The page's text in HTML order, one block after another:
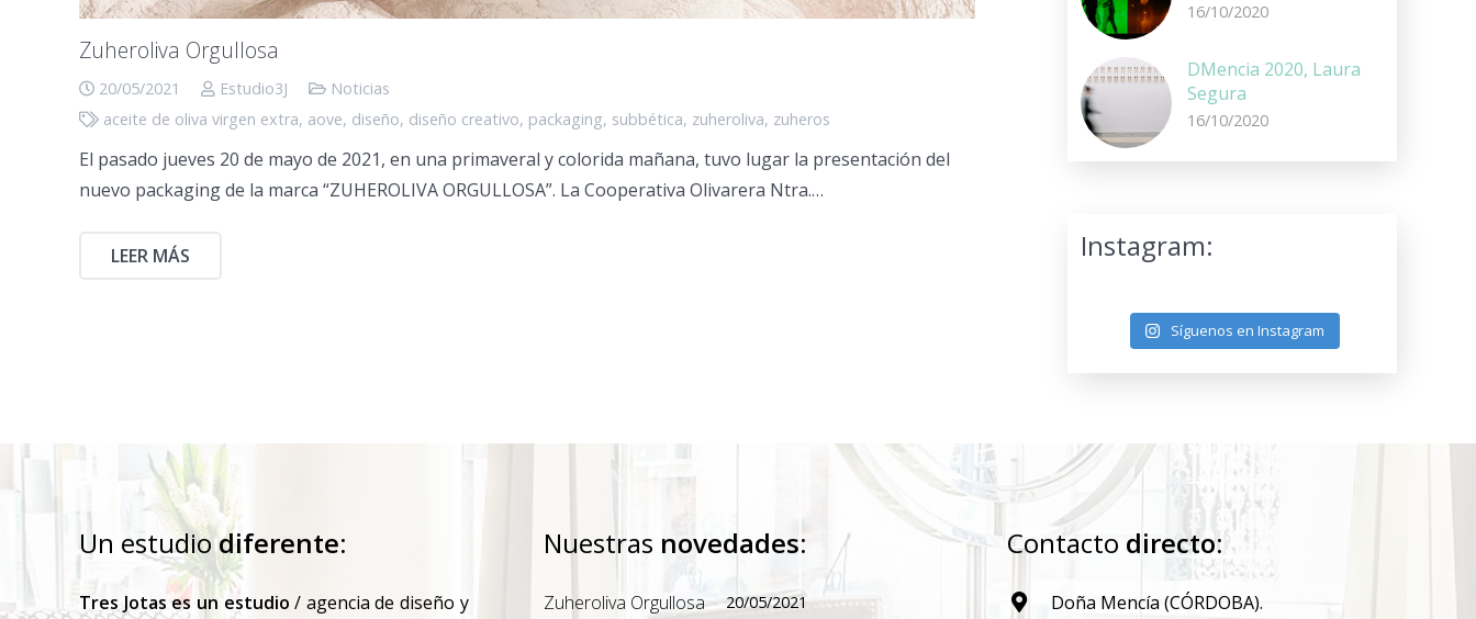
Zuheroliva Orgullosa
20/05/2021 Estudio3J
Noticias
aceite de oliva virgen extra, aove, diseño, diseño creativo, packaging, subbética, zuheroliva, zuheros
El pasado jueves 20 de mayo de 2021, en una primaveral y colorida mañana, tuvo lugar la presentación del
nuevo packaging de la marca “ZUHEROLIVA ORGULLOSA”. La Cooperativa Olivarera Ntra.…
LEER MÁS
16/10/2020
DMencia 2020, Laura
Segura
16/10/2020
Instagram:
Síguenos en Instagram
Un estudiodiferente:
Tres Jotas es un estudio/ agencia de diseño y
Nuestras novedades:
Zuheroliva Orgullosa 20/05/2021
Contacto directo:
Doña Mencía (CÓRDOBA).